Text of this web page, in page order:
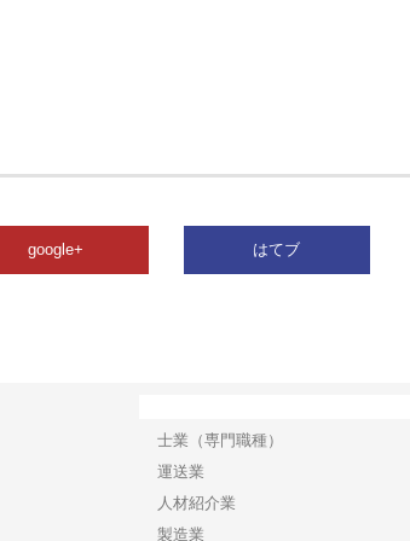
google+ はてブ
士業（専門職種）
運送業
人材紹介業
製造業